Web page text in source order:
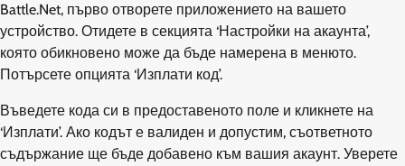
Battle.Net, първо отворете приложението на вашето
устройство. Отидете в секцията ‘Настройки на акаунта’,
която обикновено може да бъде намерена в менюто.
Потърсете опцията ‘Изплати код’.
Въведете кода си в предоставеното поле и кликнете на
‘Изплати’. Ако кодът е валиден и допустим, съответното
съдържание ще бъде добавено към вашия акаунт. Уверете